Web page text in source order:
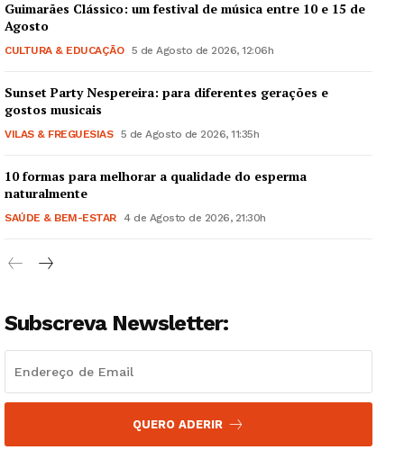
Guimarães Clássico: um festival de música entre 10 e 15 de
Agosto
CULTURA & EDUCAÇÃO 5 de Agosto de 2026, 12:06h
Sunset Party Nespereira: para diferentes gerações e
gostos musicais
VILAS & FREGUESIAS 5 de Agosto de 2026, 11:35h
10 formas para melhorar a qualidade do esperma
naturalmente
SAÚDE & BEM-ESTAR 4 de Agosto de 2026, 21:30h
Subscreva Newsletter:
QUERO ADERIR